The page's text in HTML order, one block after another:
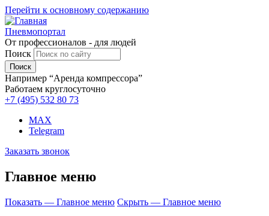
Перейти к основному содержанию
Пневмопортал
От профессионалов - для людей
Поиск
Например “Аренда компрессора”
Работаем круглосуточно
+7 (495) 532 80 73
MAX
Telegram
Заказать звонок
Главное меню
Показать — Главное меню Скрыть — Главное меню